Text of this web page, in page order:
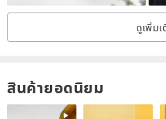
commodity guarantee card 1.
different purchased items, and the
reasonable range of plus or minus
Please confirm the size of the
ดูเพิ่มเ
สินค้ายอดนิยม